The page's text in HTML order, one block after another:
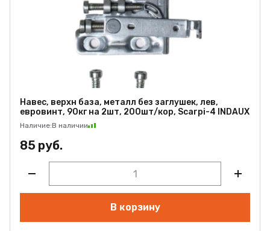
Навес, верхн база, металл без заглушек, лев,
евровинт, 90кг на 2шт, 200шт/кор, Scarpi-4 INDAUX
Наличие:В наличии
85 руб.
В корзину